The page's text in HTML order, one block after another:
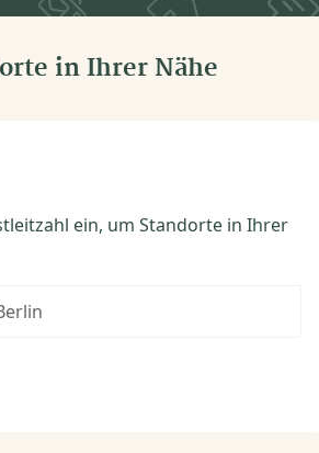
in Ihrer Nähe
ein, um Standorte in Ihrer